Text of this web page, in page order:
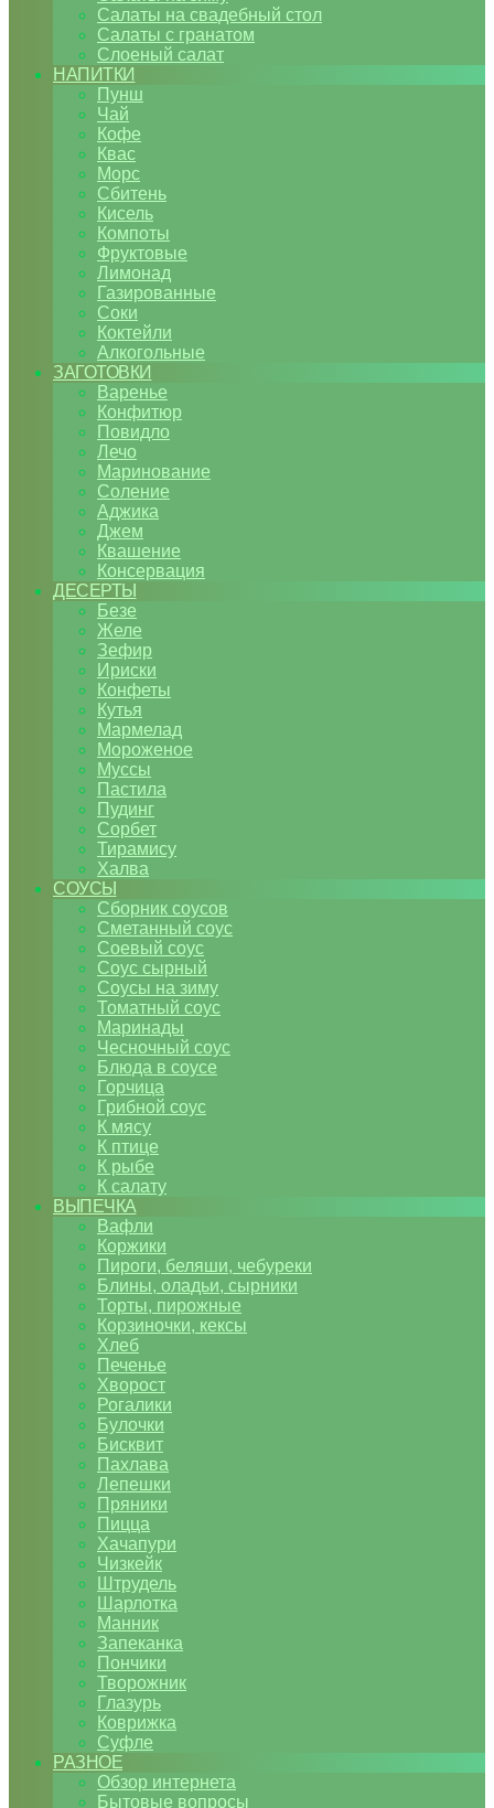
Салаты на свадебный стол
Салаты с гранатом
Слоеный салат
НАПИТКИ
Пунш
Чай
Кофе
Квас
Морс
Сбитень
Кисель
Компоты
Фруктовые
Лимонад
Газированные
Соки
Коктейли
Алкогольные
ЗАГОТОВКИ
Варенье
Конфитюр
Повидло
Лечо
Маринование
Соление
Аджика
Джем
Квашение
Консервация
ДЕСЕРТЫ
Безе
Желе
Зефир
Ириски
Конфеты
Кутья
Мармелад
Мороженое
Муссы
Пастила
Пудинг
Сорбет
Тирамису
Халва
СОУСЫ
Сборник соусов
Сметанный соус
Соевый соус
Соус сырный
Соусы на зиму
Томатный соус
Маринады
Чесночный соус
Блюда в соусе
Горчица
Грибной соус
К мясу
К птице
К рыбе
К салату
ВЫПЕЧКА
Вафли
Коржики
Пироги, беляши, чебуреки
Блины, оладьи, сырники
Торты, пирожные
Корзиночки, кексы
Хлеб
Печенье
Хворост
Рогалики
Булочки
Бисквит
Пахлава
Лепешки
Пряники
Пицца
Хачапури
Чизкейк
Штрудель
Шарлотка
Манник
Запеканка
Пончики
Творожник
Глазурь
Коврижка
Суфле
РАЗНОЕ
Обзор интернета
Бытовые вопросы